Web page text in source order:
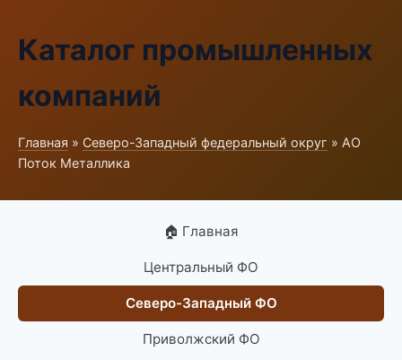
Каталог промышленных
компаний
Главная » Северо-Западный федеральный округ » АО
Поток Металлика
🏠 Главная
Центральный ФО
Северо-Западный ФО
Приволжский ФО